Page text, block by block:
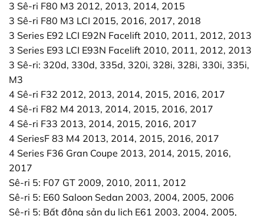
3 Sê-ri F80 M3 2012, 2013, 2014, 2015
3 Sê-ri F80 M3 LCI 2015, 2016, 2017, 2018
3 Series E92 LCI E92N Facelift 2010, 2011, 2012, 2013
3 Series E93 LCI E93N Facelift 2010, 2011, 2012, 2013
3 Sê-ri: 320d, 330d, 335d, 320i, 328i, 328i, 330i, 335i,
M3
4 Sê-ri F32 2012, 2013, 2014, 2015, 2016, 2017
4 Sê-ri F82 M4 2013, 2014, 2015, 2016, 2017
4 Sê-ri F33 2013, 2014, 2015, 2016, 2017
4 SeriesF 83 M4 2013, 2014, 2015, 2016, 2017
4 Series F36 Gran Coupe 2013, 2014, 2015, 2016,
2017
Sê-ri 5: F07 GT 2009, 2010, 2011, 2012
Sê-ri 5: E60 Saloon Sedan 2003, 2004, 2005, 2006
Sê-ri 5: Bất động sản du lịch E61 2003, 2004, 2005,